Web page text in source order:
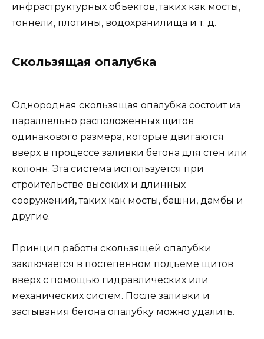
инфраструктурных объектов, таких как мосты,
тоннели, плотины, водохранилища и т. д.
Скользящая опалубка
Однородная скользящая опалубка состоит из
параллельно расположенных щитов
одинакового размера, которые двигаются
вверх в процессе заливки бетона для стен или
колонн. Эта система используется при
строительстве высоких и длинных
сооружений, таких как мосты, башни, дамбы и
другие.
Принцип работы скользящей опалубки
заключается в постепенном подъеме щитов
вверх с помощью гидравлических или
механических систем. После заливки и
застывания бетона опалубку можно удалить.